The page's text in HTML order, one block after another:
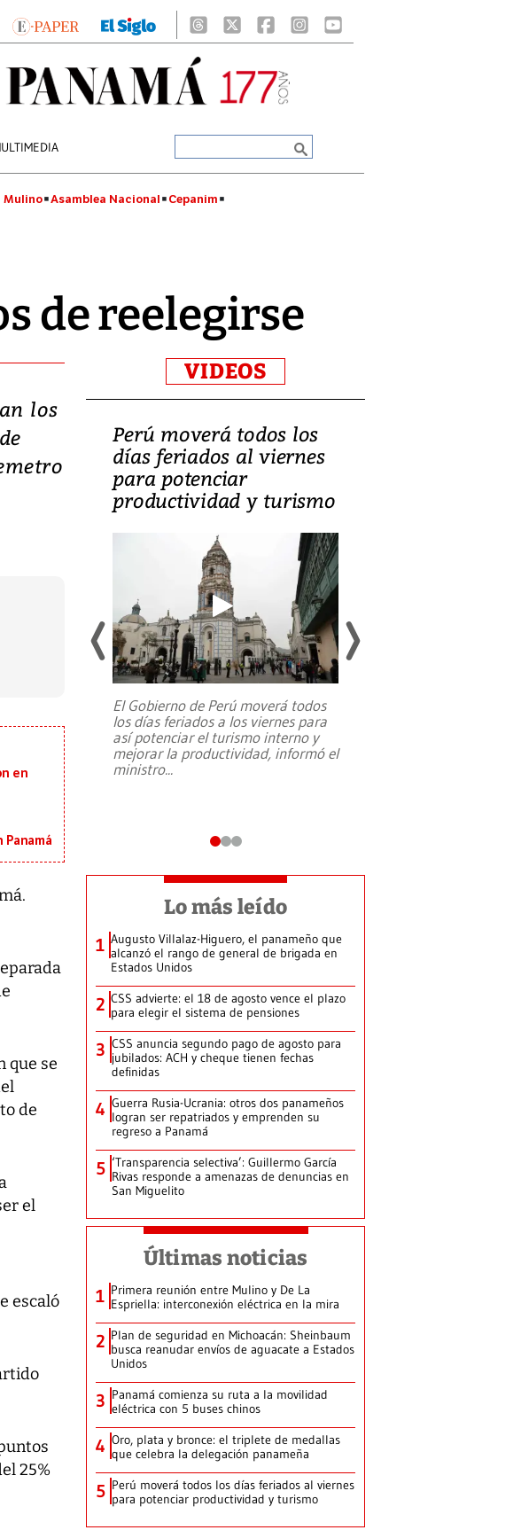
Mulino Asamblea Nacional Cepanim
de reelegirse
los
en
que se
de
el
escaló
25%
VIDEOS
y
su
Perú moverá todos los
días feriados al viernes
para potenciar
productividad y turismo
El Gobierno de Perú moverá todos
los días feriados a los viernes para
así potenciar el turismo interno y
mejorar la productividad, informó el
ministro...
Lo más leído
1 Augusto Villalaz-Higuero, el panameño que
alcanzó el rango de general de brigada en
Estados Unidos
2 CSS advierte: el 18 de agosto vence el plazo
para elegir el sistema de pensiones
3 CSS anuncia segundo pago de agosto para
jubilados: ACH y cheque tienen fechas
definidas
4 Guerra Rusia-Ucrania: otros dos panameños
logran ser repatriados y emprenden su
regreso a Panamá
5 ‘Transparencia selectiva’: Guillermo García
Rivas responde a amenazas de denuncias en
San Miguelito
Últimas noticias
1 Primera reunión entre Mulino y De La
Espriella: interconexión eléctrica en la mira
2 Plan de seguridad en Michoacán: Sheinbaum
busca reanudar envíos de aguacate a Estados
Unidos
3 Panamá comienza su ruta a la movilidad
eléctrica con 5 buses chinos
4 Oro, plata y bronce: el triplete de medallas
que celebra la delegación panameña
5 Perú moverá todos los días feriados al viernes
para potenciar productividad y turismo